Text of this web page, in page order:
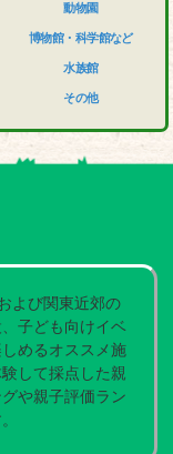
動物園
博物館・科学館など
水族館
その他
よび関東近郊の
子ども向けイベ
めるオススメ施
して採点した親
や親子評価ラン